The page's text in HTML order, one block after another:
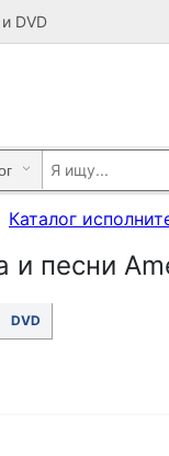
DVD
Каталог
и песни
DVD